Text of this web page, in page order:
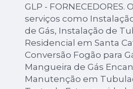
GLP - FORNECEDORES.
serviços como
de Gás, Instalação de
Residencial em Santa
Conversão Fogão para
Mangueira de Gás
Manutenção em